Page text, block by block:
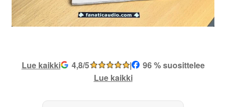
Lue kaikki 4,8/5 |
96 % suosittelee
Lue kaikki